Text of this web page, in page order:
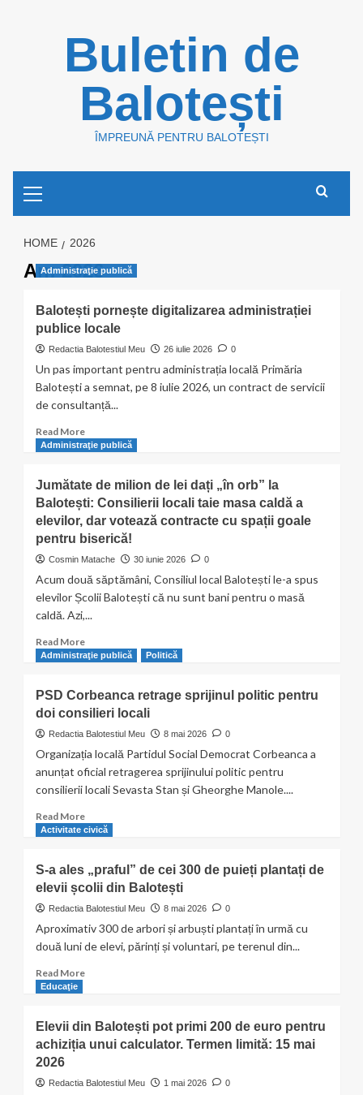
Buletin de
Balotești
ÎMPREUNĂ PENTRU BALOTEȘTI
Menu
HOME 2026
An:2026
Administraţie publică
Balotești pornește digitalizarea administrației
publice locale
Redactia Balotestiul Meu 26 iulie 2026 0
Un pas important pentru administrația locală Primăria
Balotești a semnat, pe 8 iulie 2026, un contract de servicii
de consultanță...
Read MoreRead
more
pornește
digitalizarea
administrației
publice
Administraţie publică
Jumătate de milion de lei dați „în orb” la
Balotești: Consilierii locali taie masa caldă a
elevilor, dar votează contracte cu spații goale
pentru biserică!
Cosmin Matache 30 iunie 2026 0
Acum două săptămâni, Consiliul local Balotești le-a spus
elevilor Școlii Balotești că nu sunt bani pentru o masă
caldă. Azi,...
Read MoreRead
more
de
milion
de
lei
dați
„în
orb”
Balotești:
Consilierii
taie
masa
elevilor,
dar
contracte
goale
pentru
Administraţie publică Politică
PSD Corbeanca retrage sprijinul politic pentru
doi consilieri locali
Redactia Balotestiul Meu 8 mai 2026 0
Organizația locală Partidul Social Democrat Corbeanca a
anunțat oficial retragerea sprijinului politic pentru
consilierii locali Sevasta Stan și Gheorghe Manole....
Read MoreRead
more
Corbeanca
retrage
sprijinul
politic
doi
Activitate civică
S-a ales „praful” de cei 300 de puieți plantați de
elevii școlii din Balotești
Redactia Balotestiul Meu 8 mai 2026 0
Aproximativ 300 de arbori și arbuști plantați în urmă cu
două luni de elevi, părinți și voluntari, pe terenul din...
Read MoreRead
a
ales
de
Educaţie
Elevii din Balotești pot primi 200 de euro pentru
achiziția unui calculator. Termen limită: 15 mai
2026
Redactia Balotestiul Meu 1 mai 2026 0